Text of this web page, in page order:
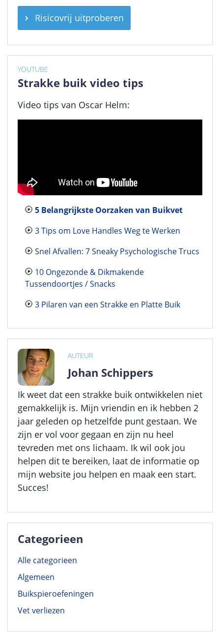
Risicovrij uitproberen
YOUTUBE
Strakke buik video tips
Video tips van Oscar Helm:
5 Belangrijkste Oorzaken van Buikvet
3 Tips om Love Handles Weg te Werken
Snel Afvallen: 7 Sneaky Psychologische Trucs
10 Ongezonde & Dikmakende
Tussendoortjes / Snacks
3 Pilaren van een Strakke en Platte Buik
AUTEUR
Johan Schippers
Ik weet dat een strakke buik ontwikkelen niet
gemakkelijk is. Mijn vriendin en ik hebben 2
jaar geleden op hetzelfde punt gestaan. We
zijn er vol voor gegaan en zijn nu heel
tevreden met ons lichaam. Ik wil ook jou
helpen dit te bereiken, laat de informatie op
mijn website jou helpen en maak een start.
Succes!
Categorieen
Alle categorieen
Algemeen
Buikspieroefeningen
Vet verliezen